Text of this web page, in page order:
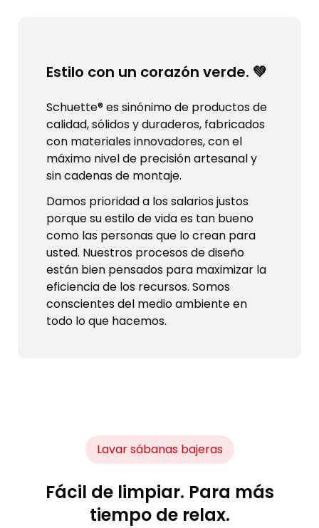
Estilo con un corazón verde. 💚
Schuette® es sinónimo de productos de
calidad, sólidos y duraderos, fabricados
con materiales innovadores, con el
máximo nivel de precisión artesanal y
sin cadenas de montaje.
Damos prioridad a los salarios justos
porque su estilo de vida es tan bueno
como las personas que lo crean para
usted. Nuestros procesos de diseño
están bien pensados para maximizar la
eficiencia de los recursos. Somos
conscientes del medio ambiente en
todo lo que hacemos.
Lavar sábanas bajeras
Fácil de limpiar. Para más
tiempo de relax.